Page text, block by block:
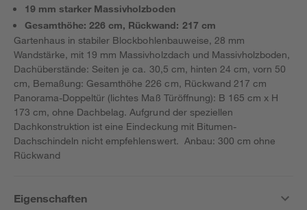
19 mm starker Massivholzboden
Gesamthöhe: 226 cm, Rückwand: 217 cm
Gartenhaus in stabiler Blockbohlenbauweise, 28 mm
Wandstärke, mit 19 mm Massivholzdach und Massivholzboden,
Dachüberstände: Seiten je ca. 30,5 cm, hinten 24 cm, vorn 50
cm, Bemaßung: Gesamthöhe 226 cm, Rückwand 217 cm
Panorama-Doppeltür (lichtes Maß Türöffnung): B 165 cm x H
173 cm, ohne Dachbelag. Aufgrund der speziellen
Dachkonstruktion ist eine Eindeckung mit Bitumen-
Dachschindeln nicht empfehlenswert. Anbau: 300 cm ohne
Rückwand
Eigenschaften